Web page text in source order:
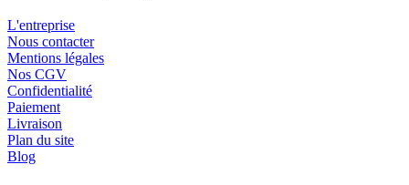
L'entreprise
Nous contacter
Mentions légales
Nos CGV
Confidentialité
Paiement
Livraison
Plan du site
Blog